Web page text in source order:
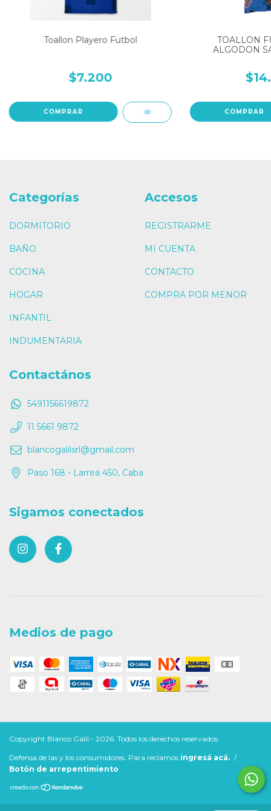
Toallon Playero Futbol
$7.200
COMPRAR
TOALLON
ALGODON
COMPRAR
Categorías
DORMITORIO
BAÑO
COCINA
HOGAR
INFANTIL
INDUMENTARIA
Accesos
REGISTRARME
MI CUENTA
CONTACTO
COMPRA POR MENOR
Contactános
5491156619872
11 5661 9872
blancogalilsrl@gmail.com
Paso 168 - Larrea 450, Caba
Sigamos conectados
Medios de pago
Copyright Blanco Galil - 2026. Todos los derechos reservados.
Defensa de las y los consumidores. Para reclamos ingresá acá. /
Botón de arrepentimiento